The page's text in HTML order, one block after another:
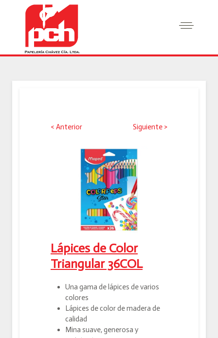
< Anterior Siguiente >
Lápices de Color
Triangular 36COL
Una gama de lápices de varios
colores
Lápices de color de madera de
calidad
Mina suave, generosa y